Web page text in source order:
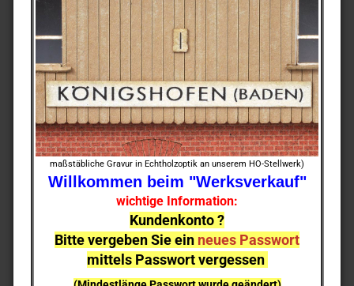
maßstäbliche Gravur in Echtholzoptik an unserem HO-Stellwerk)
Willkommen beim "Werksverkauf"
wichtige Information:
Kundenkonto ?
Bitte vergeben Sie ein neues Passwort
mittels Passwort vergessen